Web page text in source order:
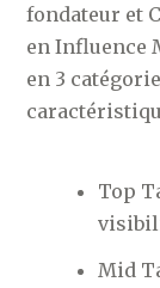
fondateur et
en Influence
en 3
Top
Mid